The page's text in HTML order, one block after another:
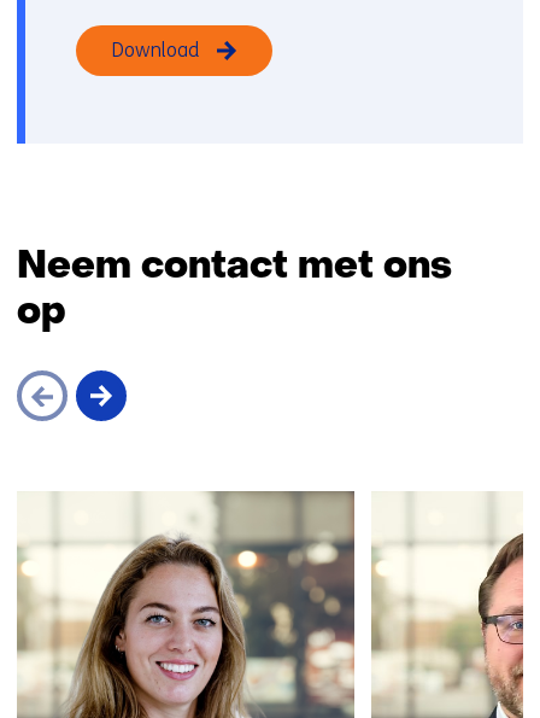
Download
Neem contact met ons
op
(Neem
contact
met
ons
op)